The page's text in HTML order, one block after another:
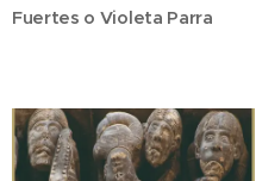
Fuertes o Violeta Parra